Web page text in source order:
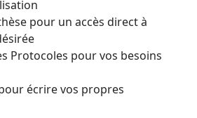
pour un accès direct à
Protocoles pour vos besoins
écrire vos propres